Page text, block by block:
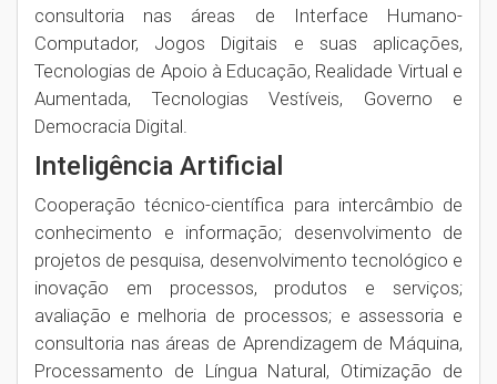
consultoria nas áreas de Interface Humano-
Computador​, Jogos Digitais e suas aplicações​,
Tecnologias de Apoio à Educação​, Realidade Virtual e
Aumentada​, Tecnologias Vestíveis​, Governo e
Democracia Digital.
Inteligência Artificial
Cooperação técnico-científica para intercâmbio de
conhecimento e informação; desenvolvimento de
projetos de pesquisa, desenvolvimento tecnológico e
inovação em processos, produtos e serviços;
avaliação e melhoria de processos; e assessoria e
consultoria nas áreas de Aprendizagem de Máquina​,
Processamento de Língua Natural​, Otimização de